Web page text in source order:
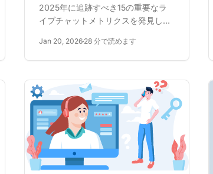
2025年に追跡すべき15の重要なラ
イブチャットメトリクスを発見し、
せ、チャット運用を最適化します。
LiveAgentを無料でお試しくださ
Jan 20, 2026 28 分で読めます